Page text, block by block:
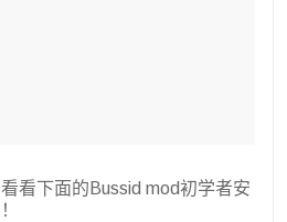
看下面的Bussid mod初学者安